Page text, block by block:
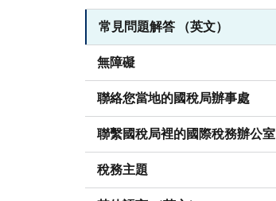
常見問題解答 （英文）
無障礙
聯絡您當地的國稅局辦事處
聯繫國稅局裡的國際稅務辦公室
稅務主題